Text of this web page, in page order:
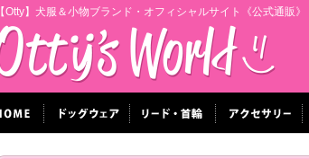
【Otty】犬服＆小物ブランド・オフィシャルサイト《公式通販》